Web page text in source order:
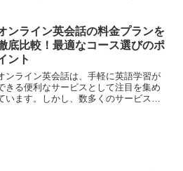
。この記事では、その理由と、どうす
ば学習に対するモチベーシ...
ンライン英会話の料金プランを
底比較！最適なコース選びのポ
ント
ンライン英会話は、手軽に英語学習が
きる便利なサービスとして注目を集め
います。しかし、数多くのサービスが